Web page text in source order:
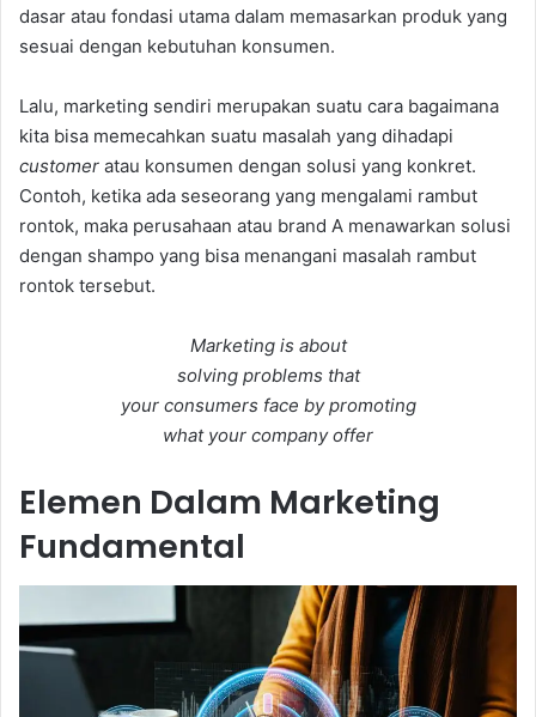
dasar atau fondasi utama dalam memasarkan produk yang
sesuai dengan kebutuhan konsumen.
Lalu, marketing sendiri merupakan suatu cara bagaimana
kita bisa memecahkan suatu masalah yang dihadapi
customer atau konsumen dengan solusi yang konkret.
Contoh, ketika ada seseorang yang mengalami rambut
rontok, maka perusahaan atau brand A menawarkan solusi
dengan shampo yang bisa menangani masalah rambut
rontok tersebut.
Marketing is about
solving problems that
your consumers face by promoting
what your company offer
Elemen Dalam Marketing
Fundamental